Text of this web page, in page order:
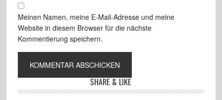
Meinen Namen, meine E-Mail-Adresse und meine
Website in diesem Browser für die nächste
Kommentierung speichern.
SHARE & LIKE